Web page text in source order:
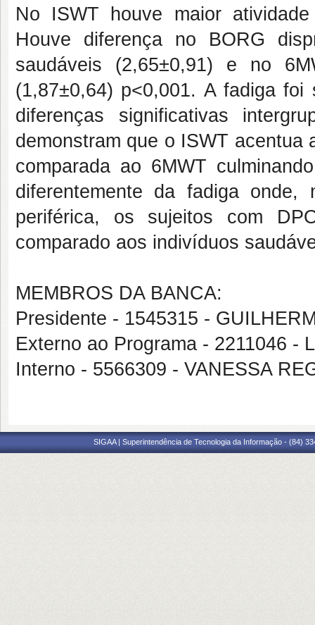
No ISWT houve maior
Houve diferença no BORG
saudáveis (2,65±0,91) e no
(1,87±0,64) p<0,001. A fadiga foi
diferenças significativas
demonstram que o ISWT acentua
comparada ao 6MWT
diferentemente da fadiga onde,
periférica, os sujeitos com
comparado aos indivíduos
MEMBROS DA BANCA:
Presidente - 1545315 -
Externo ao Programa - 2211046 -
Interno - 5566309 - VANESSA
SIGAA | Superintendência de Tecnologia da Informação - (84)